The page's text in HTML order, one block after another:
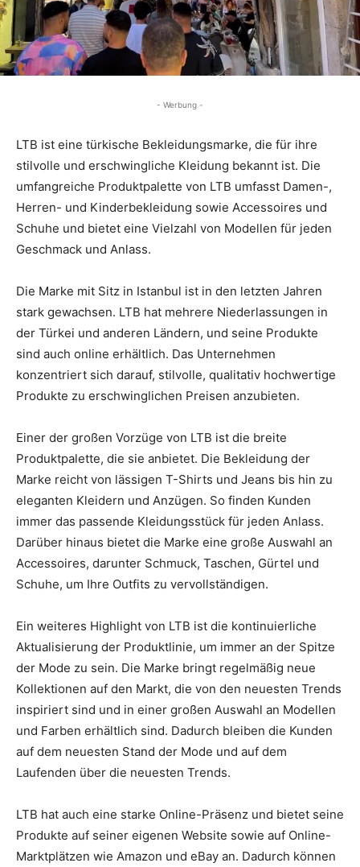
- Werbung -
LTB ist eine türkische Bekleidungsmarke, die für ihre
stilvolle und erschwingliche Kleidung bekannt ist. Die
umfangreiche Produktpalette von LTB umfasst Damen-,
Herren- und Kinderbekleidung sowie Accessoires und
Schuhe und bietet eine Vielzahl von Modellen für jeden
Geschmack und Anlass.
Die Marke mit Sitz in Istanbul ist in den letzten Jahren
stark gewachsen. LTB hat mehrere Niederlassungen in
der Türkei und anderen Ländern, und seine Produkte
sind auch online erhältlich. Das Unternehmen
konzentriert sich darauf, stilvolle, qualitativ hochwertige
Produkte zu erschwinglichen Preisen anzubieten.
Einer der großen Vorzüge von LTB ist die breite
Produktpalette, die sie anbietet. Die Bekleidung der
Marke reicht von lässigen T-Shirts und Jeans bis hin zu
eleganten Kleidern und Anzügen. So finden Kunden
immer das passende Kleidungsstück für jeden Anlass.
Darüber hinaus bietet die Marke eine große Auswahl an
Accessoires, darunter Schmuck, Taschen, Gürtel und
Schuhe, um Ihre Outfits zu vervollständigen.
Ein weiteres Highlight von LTB ist die kontinuierliche
Aktualisierung der Produktlinie, um immer an der Spitze
der Mode zu sein. Die Marke bringt regelmäßig neue
Kollektionen auf den Markt, die von den neuesten Trends
inspiriert sind und in einer großen Auswahl an Modellen
und Farben erhältlich sind. Dadurch bleiben die Kunden
auf dem neuesten Stand der Mode und auf dem
Laufenden über die neuesten Trends.
LTB hat auch eine starke Online-Präsenz und bietet seine
Produkte auf seiner eigenen Website sowie auf Online-
Marktplätzen wie Amazon und eBay an. Dadurch können